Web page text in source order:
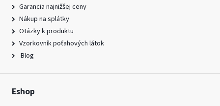
Garancia najnižšej ceny
Nákup na splátky
Otázky k produktu
Vzorkovník poťahových látok
Blog
Eshop